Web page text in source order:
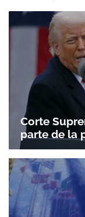
Corte
parte de la